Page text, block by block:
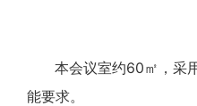
本会议室约60㎡，采用
能要求。